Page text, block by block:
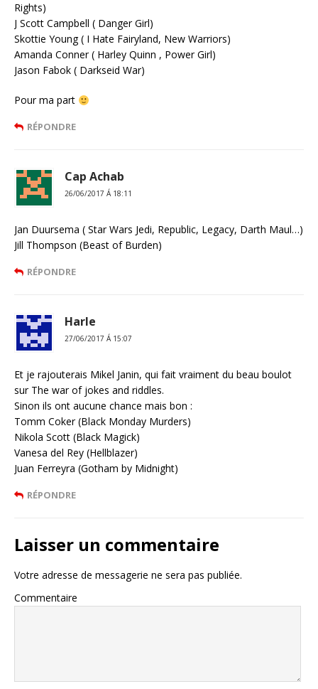
Rights)
J Scott Campbell ( Danger Girl)
Skottie Young ( I Hate Fairyland, New Warriors)
Amanda Conner ( Harley Quinn , Power Girl)
Jason Fabok ( Darkseid War)
Pour ma part
RÉPONDRE
Cap Achab
26/06/2017 Á 18:11
Jan Duursema ( Star Wars Jedi, Republic, Legacy, Darth Maul…)
Jill Thompson (Beast of Burden)
RÉPONDRE
Harle
27/06/2017 Á 15:07
Et je rajouterais Mikel Janin, qui fait vraiment du beau boulot
sur The war of jokes and riddles.
Sinon ils ont aucune chance mais bon :
Tomm Coker (Black Monday Murders)
Nikola Scott (Black Magick)
Vanesa del Rey (Hellblazer)
Juan Ferreyra (Gotham by Midnight)
RÉPONDRE
Laisser un commentaire
Votre adresse de messagerie ne sera pas publiée.
Commentaire